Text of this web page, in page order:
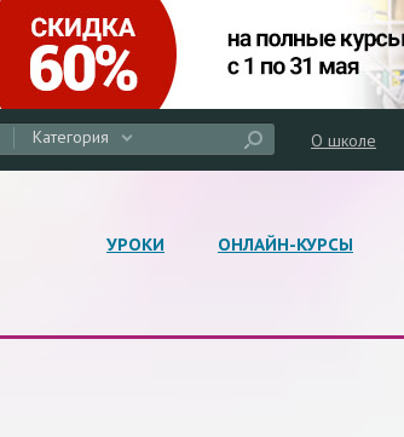
Категория О школе
УРОКИ ОНЛАЙН-КУРСЫ